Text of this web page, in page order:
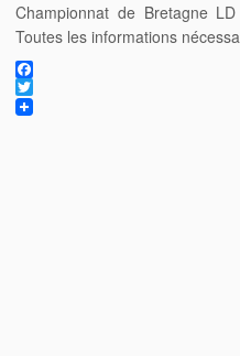
Championnat de Bretagne
Toutes les informations
F
a
c
T
w